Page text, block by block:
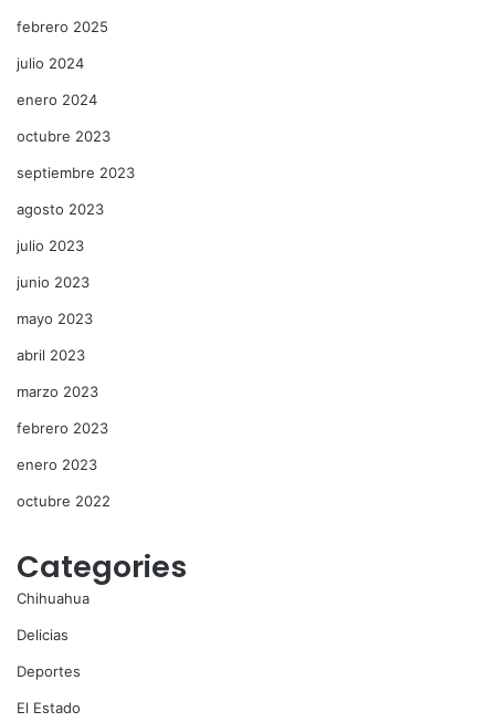
febrero 2025
julio 2024
enero 2024
octubre 2023
septiembre 2023
agosto 2023
julio 2023
junio 2023
mayo 2023
abril 2023
marzo 2023
febrero 2023
enero 2023
octubre 2022
Categories
Chihuahua
Delicias
Deportes
El Estado